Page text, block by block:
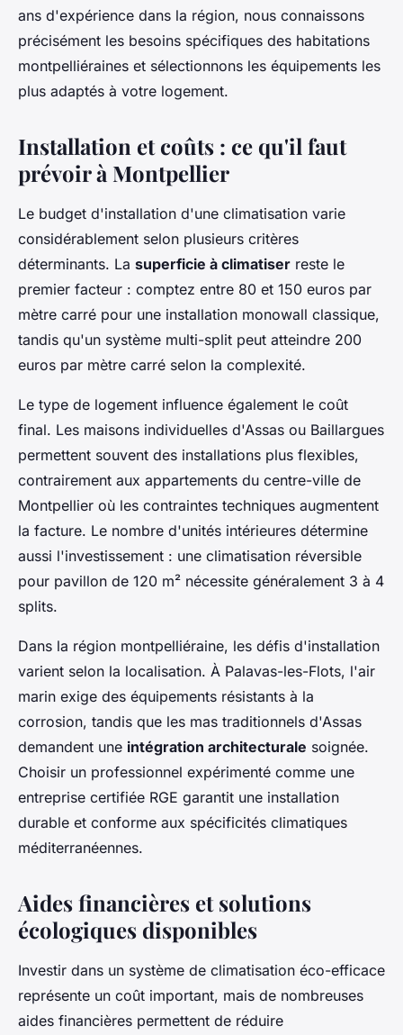
ans d'expérience dans la région, nous connaissons
précisément les besoins spécifiques des habitations
montpelliéraines et sélectionnons les équipements les
plus adaptés à votre logement.
Installation et coûts : ce qu'il faut
prévoir à Montpellier
Le budget d'installation d'une climatisation varie
considérablement selon plusieurs critères
déterminants. La superficie à climatiser reste le
premier facteur : comptez entre 80 et 150 euros par
mètre carré pour une installation monowall classique,
tandis qu'un système multi-split peut atteindre 200
euros par mètre carré selon la complexité.
Le type de logement influence également le coût
final. Les maisons individuelles d'Assas ou Baillargues
permettent souvent des installations plus flexibles,
contrairement aux appartements du centre-ville de
Montpellier où les contraintes techniques augmentent
la facture. Le nombre d'unités intérieures détermine
aussi l'investissement : une climatisation réversible
pour pavillon de 120 m² nécessite généralement 3 à 4
splits.
Dans la région montpelliéraine, les défis d'installation
varient selon la localisation. À Palavas-les-Flots, l'air
marin exige des équipements résistants à la
corrosion, tandis que les mas traditionnels d'Assas
demandent une intégration architecturale soignée.
Choisir un professionnel expérimenté comme une
entreprise certifiée RGE garantit une installation
durable et conforme aux spécificités climatiques
méditerranéennes.
Aides financières et solutions
écologiques disponibles
Investir dans un système de climatisation éco-efficace
représente un coût important, mais de nombreuses
aides financières permettent de réduire